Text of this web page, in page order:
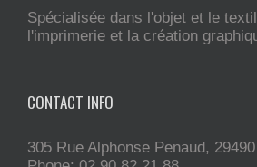
Spécialisée dans l'objet et le
l'imprimerie et la création
CONTACT INFO
305 Rue Alphonse Penaud,